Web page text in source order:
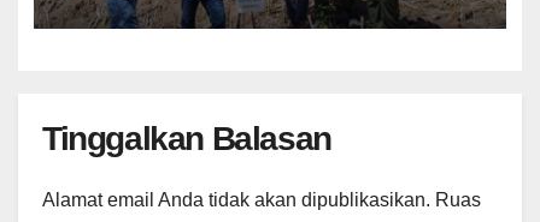
Tinggalkan Balasan
Alamat email Anda tidak akan dipublikasikan. Ruas